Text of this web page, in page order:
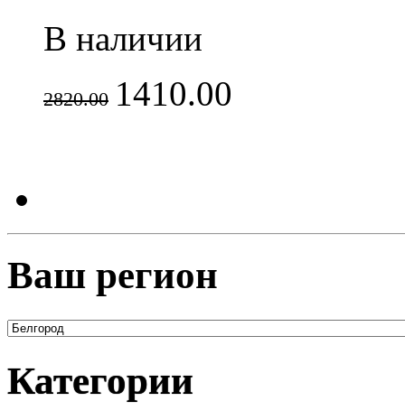
В наличии
2820.00 1410.00
Ваш регион
Категории